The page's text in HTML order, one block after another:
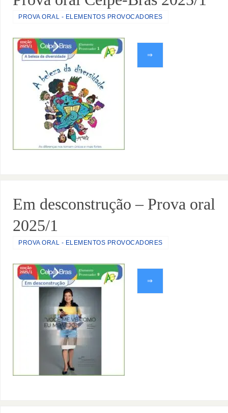
PROVA ORAL - ELEMENTOS PROVOCADORES
⇒
Em desconstrução – Prova oral
2025/1
PROVA ORAL - ELEMENTOS PROVOCADORES
⇒